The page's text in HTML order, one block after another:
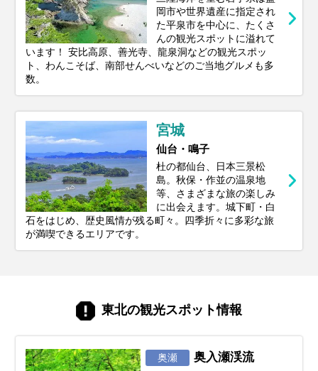
岡市や世界遺産に指定され
た平泉市を中心に、たくさ
んの観光スポットに溢れて
います！ 安比高原、善光寺、龍泉洞などの観光スポッ
ト、わんこそば、南部せんべいなどのご当地グルメも多
数。
宮城
仙台・鳴子
杜の都仙台、日本三景松
島。秋保・作並の温泉地
等、さまざまな旅の楽しみ
に出会えます。城下町・白
石をはじめ、歴史風情が残る町々。四季折々に多彩な旅
が満喫できるエリアです。
東北の観光スポット情報
奥瀬 奥入瀬渓流